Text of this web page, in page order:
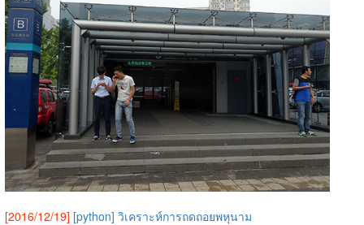
[2016/12/19] [python] วิเคราะห์การถดถอยพหุนาม